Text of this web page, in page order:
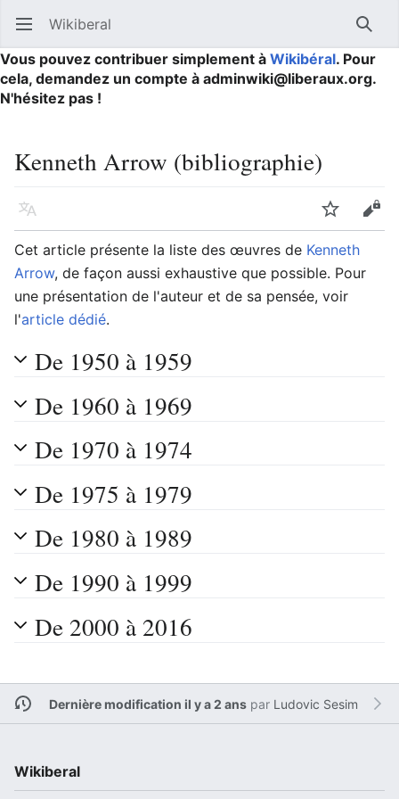
Ouvrir le menu principal Wikiberal
Vous pouvez contribuer simplement à Wikibéral. Pour
cela, demandez un compte à adminwiki@liberaux.org.
N'hésitez pas !
Kenneth Arrow (bibliographie)
Langue Suivre
Cet article présente la liste des œuvres de Kenneth
Arrow, de façon aussi exhaustive que possible. Pour
une présentation de l'auteur et de sa pensée, voir
l'article dédié.
De 1950 à 1959
De 1960 à 1969
De 1970 à 1974
De 1975 à 1979
De 1980 à 1989
De 1990 à 1999
De 2000 à 2016
Dernière modification il y a 2 anspar Ludovic Sesim
Wikiberal